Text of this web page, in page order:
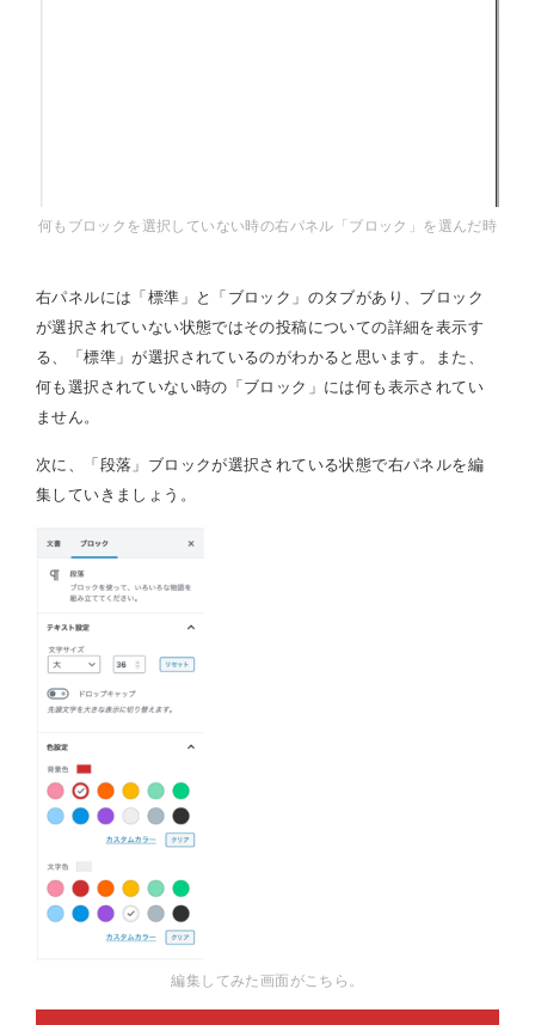
何もブロックを選択していない時の右パネル「ブロック」を選んだ時
右パネルには「標準」と「ブロック」のタブがあり、ブロック
が選択されていない状態ではその投稿についての詳細を表示す
る、「標準」が選択されているのがわかると思います。また、
何も選択されていない時の「ブロック」には何も表示されてい
ません。
次に、「段落」ブロックが選択されている状態で右パネルを編
集していきましょう。
編集してみた画面がこちら。